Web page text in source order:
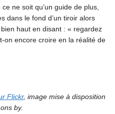
ne soit qu’un guide de plus,
dans le fond d’un tiroir alors
haut en disant : « regardez
on encore croire en la réalité de
Flickr, image mise à disposition
by.